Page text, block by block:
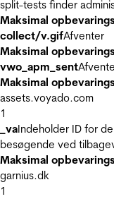
split-tests finder
Maksimal
collect/v.gifAfventer
Maksimal
vwo_apm_sent
Maksimal
assets.voyado.com
1
_vaIndeholder ID for
besøgende ved
Maksimal
garnius.dk
1